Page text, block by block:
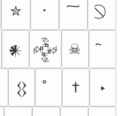
✮ ･
𒀭 𒅒 ☠
𒌐 † ‣